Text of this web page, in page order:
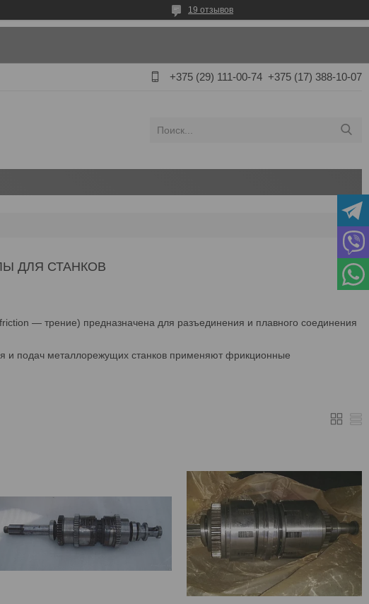
19 отзывов
+375 (29) 111-00-74 +375 (17) 388-10-07
ДЛЯ СТАНКОВ
— трение) предназначена для разъединения и плавного соединения
и подач металлорежущих станков применяют фрикционные